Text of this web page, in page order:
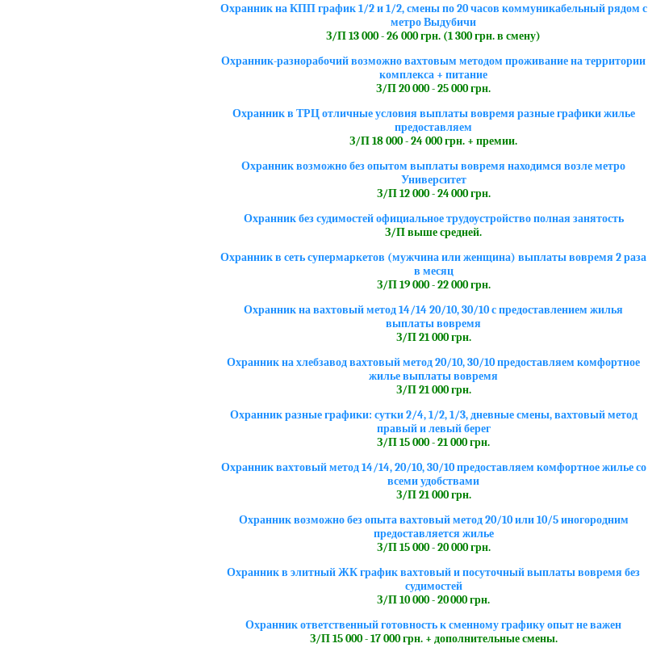
Охранник на КПП график 1/2 и 1/2, смены по 20 часов коммуникабельный рядом с
метро Выдубичи
З/П 13 000 - 26 000 грн. (1 300 грн. в смену)
Охранник-разнорабочий возможно вахтовым методом проживание на территории
комплекса + питание
З/П 20 000 - 25 000 грн.
Охранник в ТРЦ отличные условия выплаты вовремя разные графики жилье
предоставляем
З/П 18 000 - 24 000 грн. + премии.
Охранник возможно без опытом выплаты вовремя находимся возле метро
Университет
З/П 12 000 - 24 000 грн.
Охранник без судимостей официальное трудоустройство полная занятость
З/П выше средней.
Охранник в сеть супермаркетов (мужчина или женщина) выплаты вовремя 2 раза
в месяц
З/П 19 000 - 22 000 грн.
Охранник на вахтовый метод 14/14 20/10, 30/10 с предоставлением жилья
выплаты вовремя
З/П 21 000 грн.
Охранник на хлебзавод вахтовый метод 20/10, 30/10 предоставляем комфортное
жилье выплаты вовремя
З/П 21 000 грн.
Охранник разные графики: сутки 2/4, 1/2, 1/3, дневные смены, вахтовый метод
правый и левый берег
З/П 15 000 - 21 000 грн.
Охранник вахтовый метод 14/14, 20/10, 30/10 предоставляем комфортное жилье со
всеми удобствами
З/П 21 000 грн.
Охранник возможно без опыта вахтовый метод 20/10 или 10/5 иногородним
предоставляется жилье
З/П 15 000 - 20 000 грн.
Охранник в элитный ЖК график вахтовый и посуточный выплаты вовремя без
судимостей
З/П 10 000 - 20 000 грн.
Охранник ответственный готовность к сменному графику опыт не важен
З/П 15 000 - 17 000 грн. + дополнительные смены.